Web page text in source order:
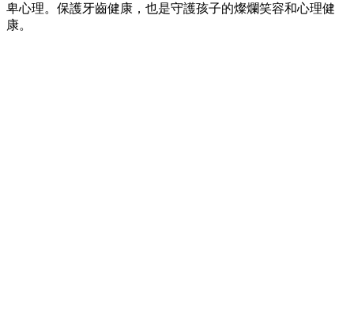
卑心理。保護牙齒健康，也是守護孩子的燦爛笑容和心理健
康。